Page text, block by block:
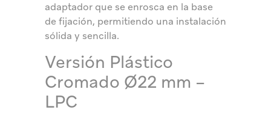
adaptador que se enrosca en la base
de fijación, permitiendo una instalación
sólida y sencilla.
Versión Plástico
Cromado Ø22 mm –
LPC